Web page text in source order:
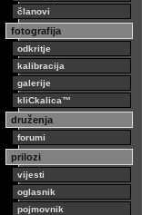
članovi
fotografija
odkritje
kalibracija
galerije
kliCkalica™
druženja
forumi
prilozi
vijesti
oglasnik
pojmovnik